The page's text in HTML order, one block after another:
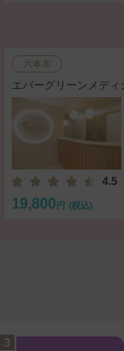
六本木
エバーグリーンメデ
4.5
19,800 円 (税込)